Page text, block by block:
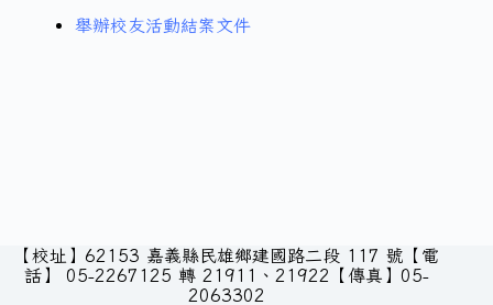
舉辦校友活動結案文件
【校址】62153 嘉義縣民雄鄉建國路二段 117 號【電
話】 05-2267125 轉 21911、21922【傳真】05-
2063302